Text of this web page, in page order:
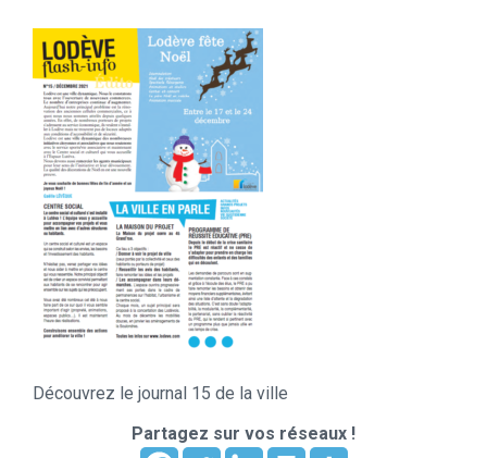
Découvrez le journal 15 de la ville
Partagez sur vos réseaux !